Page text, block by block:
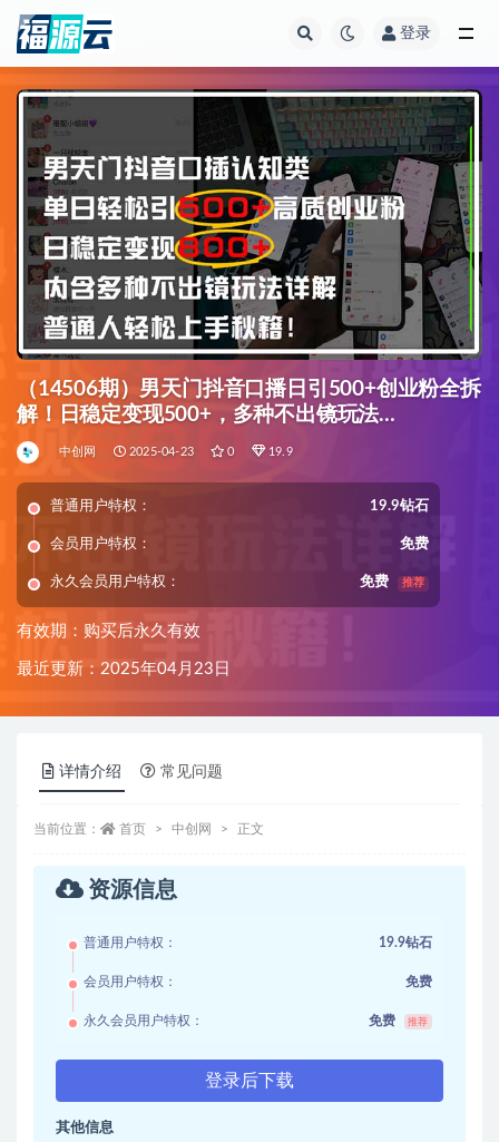
登录
（14506期）男天门抖音口播日引500+创业粉全拆
解！日稳定变现500+，多种不出镜玩法…
中创网 2025-04-23 0 19.9
普通用户特权： 19.9钻石
会员用户特权： 免费
永久会员用户特权： 免费 推荐
有效期：购买后永久有效
最近更新：2025年04月23日
详情介绍 常见问题
当前位置： 首页 中创网 正文
资源信息
普通用户特权： 19.9钻石
会员用户特权： 免费
永久会员用户特权： 免费 推荐
登录后下载
其他信息